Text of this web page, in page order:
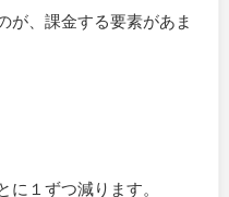
が、課金する要素があま
１ずつ減ります。